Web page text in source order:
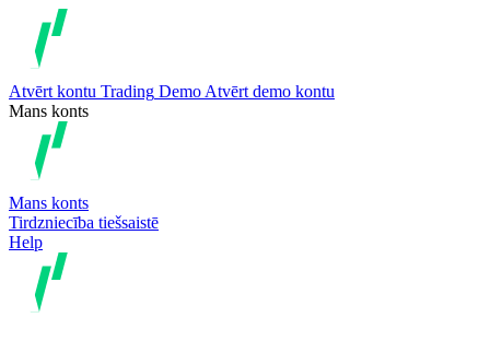
Atvērt kontu Trading Demo Atvērt demo kontu
Mans konts
Mans konts
Tirdzniecība tiešsaistē
Help